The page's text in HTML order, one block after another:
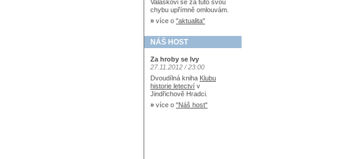
Valáškovi se za tuto svou
chybu upřímně omlouvám.
» více o "aktualita"
NÁŠ HOST
Za hroby se lvy
27.11.2012 / 23:00
Dvoudílná kniha Klubu
historie letectví v
Jindřichově Hradci.
» více o "Náš host"